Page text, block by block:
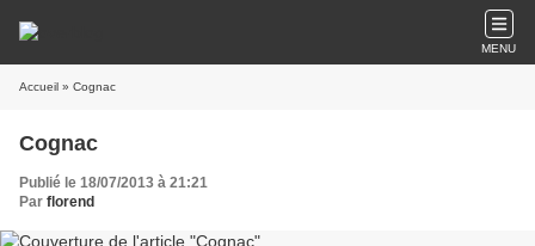
MENU
Accueil » Cognac
Cognac
Publié le 18/07/2013 à 21:21
Par florend